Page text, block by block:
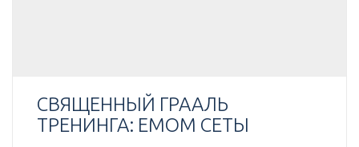
СВЯЩЕННЫЙ ГРААЛЬ
ТРЕНИНГА: EMOM СЕТЫ